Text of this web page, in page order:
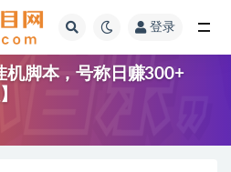
登录
机脚本，号称日赚300+